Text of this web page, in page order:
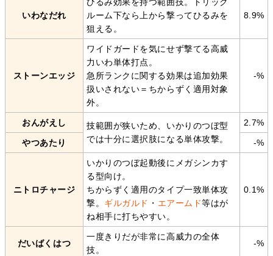
いわなだれ
ひるみ効果を持つ範囲技。トリック
ルーム下なら上から撃ってひるみを
狙える。
8.9%
ストーンエッジ
ワイドガードを気にせず撃てる高威
力いわ単体打点。
急所ランクに関する効果は追加効果
扱いされない＝ちからずく適用対象
外。
-%
おんがえし
技範囲が狭いため、いかりのつぼ型
では十分に選択肢になる単体攻撃。
2.7%
やつあたり -%
ニトロチャージ
いかりのつぼ起動後にメガシンカす
る型向け。
ちからずく適用のタイプ一致単体攻
撃。 ギルガルド ・ エアームド等はが
ね相手に打ちやすい。
0.1%
だいばくはつ
一度きりだが非常に高威力の全体
技。
-%